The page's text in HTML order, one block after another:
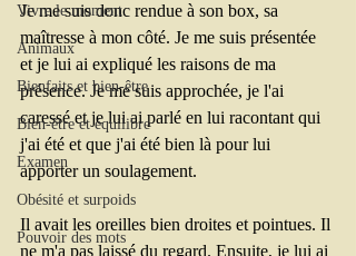
Vivre le moment
Animaux
Bienfaits et bien-être
Bien-être et équilibre
Examen
Obésité et surpoids
Pouvoir des mots
Je me suis donc rendue à son box, sa
maîtresse à mon côté. Je me suis présentée
et je lui ai expliqué les raisons de ma
présence. Je me suis approchée, je l'ai
caressé et je lui ai parlé en lui racontant qui
j'ai été et que j'ai été bien là pour lui
apporter un soulagement.
Il avait les oreilles bien droites et pointues. Il
ne m'a pas laissé du regard. Ensuite, je lui ai